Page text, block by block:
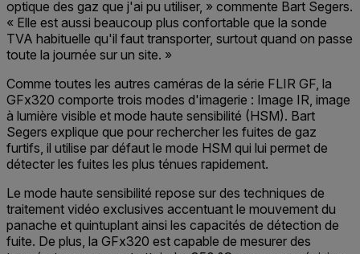
optique des gaz que j'ai pu utiliser, » commente Bart Segers.
« Elle est aussi beaucoup plus confortable que la sonde
TVA habituelle qu'il faut transporter, surtout quand on passe
toute la journée sur un site. »
Comme toutes les autres caméras de la série FLIR GF, la
GFx320 comporte trois modes d'imagerie : Image IR, image
à lumière visible et mode haute sensibilité (HSM). Bart
Segers explique que pour rechercher les fuites de gaz
furtifs, il utilise par défaut le mode HSM qui lui permet de
détecter les fuites les plus ténues rapidement.
Le mode haute sensibilité repose sur des techniques de
traitement vidéo exclusives accentuant le mouvement du
panache et quintuplant ainsi les capacités de détection de
fuite. De plus, la GFx320 est capable de mesurer des